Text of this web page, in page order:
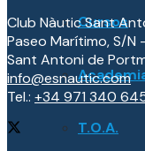
Cursos
T.O.A.
Club Nàutic Sant
Paseo Marítimo, S/N
Sant Antoni de
info@esnautic.com
Tel.: +34 971 340